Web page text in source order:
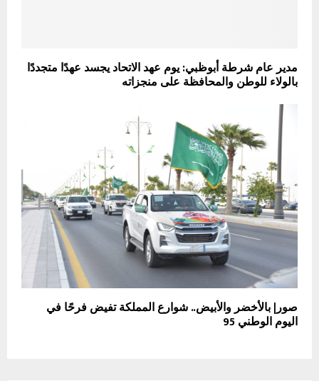
مدير عام شرطة أبوظبي: يوم عهد الاتحاد يجسد عهدًا متجددًا
بالولاء للوطن والمحافظة على منجزاته
صور| بالأخضر والأبيض.. شوارع المملكة تفيض فرحًا في
اليوم الوطني 95